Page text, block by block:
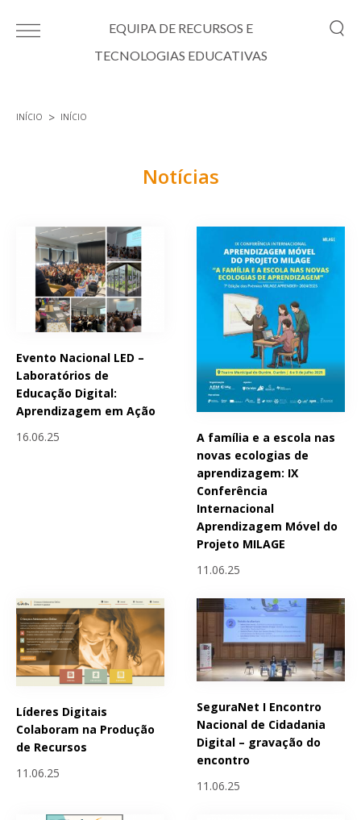
EQUIPA DE RECURSOS E
TECNOLOGIAS EDUCATIVAS
INÍCIO INÍCIO
Notícias
Evento Nacional LED –
Laboratórios de
Educação Digital:
Aprendizagem em Ação
16.06.25
A família e a escola nas
novas ecologias de
aprendizagem: IX
Conferência
Internacional
Aprendizagem Móvel do
Projeto MILAGE
11.06.25
Líderes Digitais
Colaboram na Produção
de Recursos
11.06.25
SeguraNet I Encontro
Nacional de Cidadania
Digital – gravação do
encontro
11.06.25
Páginas